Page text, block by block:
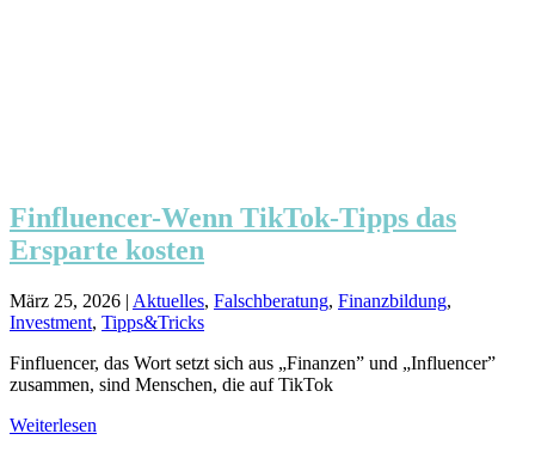
Finfluencer-Wenn TikTok-Tipps das
Ersparte kosten
März 25, 2026 | Aktuelles, Falschberatung, Finanzbildung,
Investment, Tipps&Tricks
Finfluencer, das Wort setzt sich aus „Finanzen” und „Influencer”
zusammen, sind Menschen, die auf TikTok
Weiterlesen